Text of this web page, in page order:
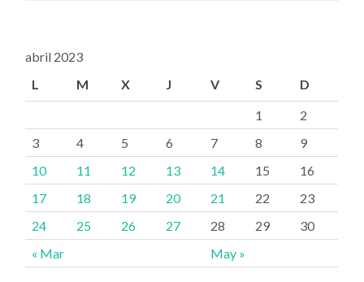
abril 2023
L
M X J V S D
« Mar May »
1
2
3
4 5 6 7 8
9
10
11 12 13 14 15
16
17
18 19 20 21 22
23
24
25 26 27 28 29 30